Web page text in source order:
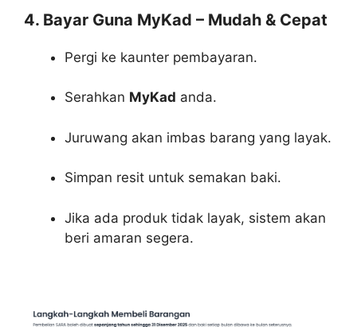
4. Bayar Guna MyKad – Mudah & Cepat
Pergi ke kaunter pembayaran.
Serahkan MyKad anda.
Juruwang akan imbas barang yang layak.
Simpan resit untuk semakan baki.
Jika ada produk tidak layak, sistem akan
beri amaran segera.